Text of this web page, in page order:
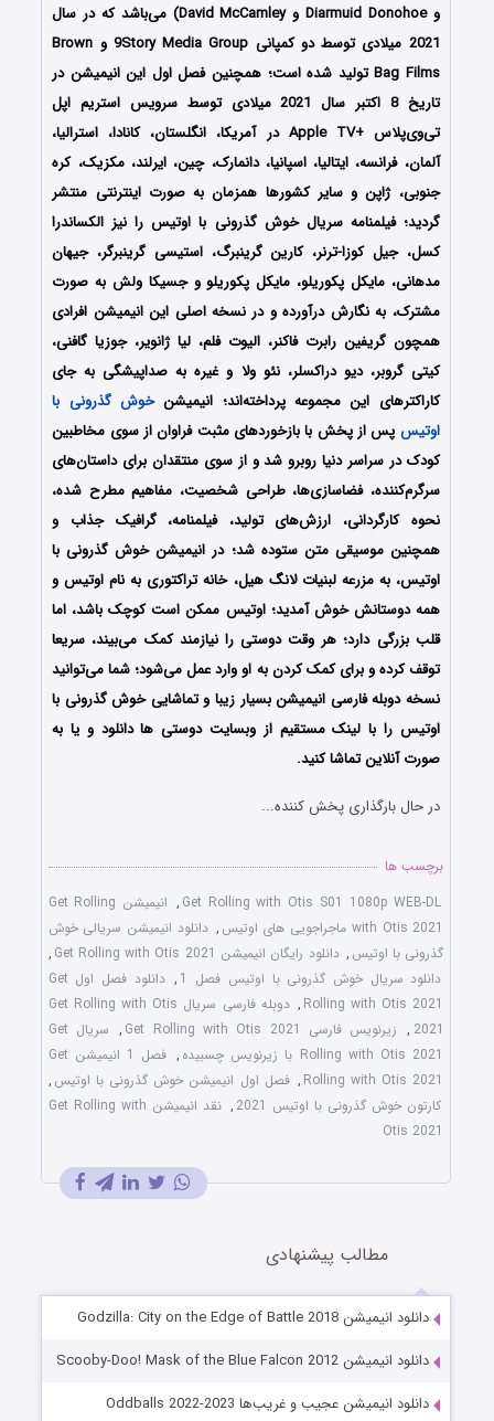
و Diarmuid Donohoe و David McCamley) می‌باشد که در سال
2021 میلادی توسط دو کمپانی 9Story Media Group و Brown
Bag Films تولید شده است؛ همچنین فصل اول این انیمیشن در
تاریخ 8 اکتبر سال 2021 میلادی توسط سرویس استریم اپل
تی‌وی‌پلاس +Apple TV در آمریکا، انگلستان، کانادا، استرالیا،
آلمان، فرانسه، ایتالیا، اسپانیا، دانمارک، چین، ایرلند، مکزیک، کره
جنوبی، ژاپن و سایر کشورها همزمان به صورت اینترنتی منتشر
گردید؛ فیلمنامه سریال خوش گذرونی با اوتیس را نیز الکساندرا
کسل، جیل کوزا-ترنر، کارین گرینبرگ، استیسی گرینبرگر، جیهان
مدهانی، مایکل پکوریلو، مایکل پکوریلو و جسیکا ولش به صورت
مشترک، به نگارش درآورده‌ و در نسخه اصلی این انیمیشن افرادی
همچون گریفین رابرت فاکنر، الیوت فلم، لیا ژانویر، جوزیا گافنی،
کیتی گروبر، دیو دراکسلر، نئو ولا و غیره به صداپیشگی به جای
کاراکترهای این مجموعه پرداخته‌اند؛ انیمیشنخوش گذرونی با
اوتیس پس از پخش با بازخوردهای مثبت فراوان از سوی مخاطبین
کودک در سراسر دنیا روبرو شد و از سوی منتقدان برای داستان‌های
سرگرم‌کننده، فضاسازی‌ها، طراحی شخصیت، مفاهیم مطرح شده،
نحوه کارگردانی، ارزش‌های تولید، فیلمنامه، گرافیک جذاب و
همچنین موسیقی متن ستوده شد؛ در انیمیشن خوش گذرونی با
اوتیس، به مزرعه لبنیات لانگ هیل، خانه تراکتوری به نام اوتیس و
همه دوستانش خوش آمدید؛ اوتیس ممکن است کوچک باشد، اما
قلب بزرگی دارد؛ هر وقت دوستی را نیازمند کمک می‌بیند، سریعا
توقف کرده و برای کمک کردن به او وارد عمل می‌شود؛ شما می‌توانید
نسخه دوبله فارسی انیمیشن بسیار زیبا و تماشایی خوش گذرونی با
اوتیس را با لینک مستقیم از وبسایت دوستی ها دانلود و یا به
صورت آنلاین تماشا کنید.
در حال بارگذاری پخش کننده...
برچسب ها
Get Rolling with Otis S01 1080p WEB-DL
,
انیمیشن Get Rolling
with Otis 2021 ماجراجویی های اوتیس
, دانلود انیمیشن سریالی خوش
گذرونی با اوتیس , دانلود رایگان انیمیشن Get Rolling with Otis 2021
,
دانلود سریال خوش گذرونی با اوتیس فصل 1
,
دانلود فصل اول Get
Rolling with Otis 2021
,
دوبله فارسی سریال Get Rolling with Otis
2021
, زیرنویس فارسی Get Rolling with Otis 2021 ,
سریال Get
Rolling with Otis 2021 با زیرنویس چسبیده
,
فصل 1 انیمیشن Get
Rolling with Otis 2021
, فصل اول انیمیشن خوش گذرونی با اوتیس ,
کارتون خوش گذرونی با اوتیس 2021
,
نقد انیمیشن Get Rolling with
Otis 2021
مطالب پیشنهادی
دانلود انیمیشن Godzilla: City on the Edge of Battle 2018
دانلود انیمیشن Scooby-Doo! Mask of the Blue Falcon 2012
دانلود انیمیشن عجیب و غریب‌ها Oddballs 2022-2023